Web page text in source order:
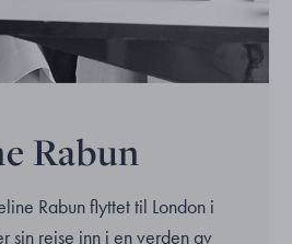
Rabun
Rabun flyttet til London i
sin reise inn i en verden av